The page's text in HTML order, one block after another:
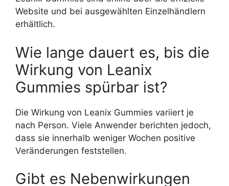
Website und bei ausgewählten Einzelhändlern
erhältlich.
Wie lange dauert es, bis die
Wirkung von Leanix
Gummies spürbar ist?
Die Wirkung von Leanix Gummies variiert je
nach Person. Viele Anwender berichten jedoch,
dass sie innerhalb weniger Wochen positive
Veränderungen feststellen.
Gibt es Nebenwirkungen